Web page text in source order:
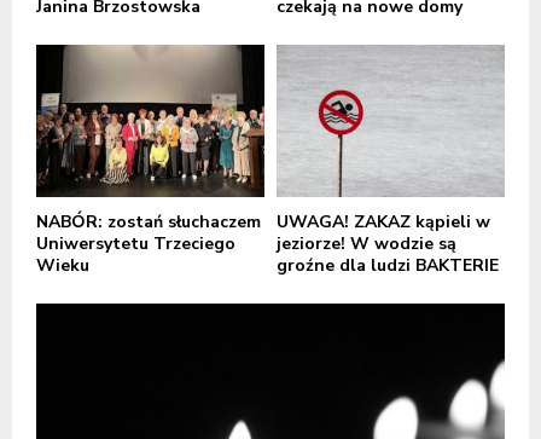
Janina Brzostowska
czekają na nowe domy
NABÓR: zostań słuchaczem
Uniwersytetu Trzeciego
Wieku
UWAGA! ZAKAZ kąpieli w
jeziorze! W wodzie są
groźne dla ludzi BAKTERIE